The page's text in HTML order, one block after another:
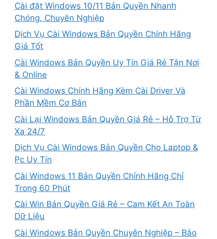
Cài đặt Windows 10/11 Bản Quyền Nhanh
Chóng, Chuyên Nghiệp
Dịch Vụ Cài Windows Bản Quyền Chính Hãng
Giá Tốt
Cài Windows Bản Quyền Uy Tín Giá Rẻ Tận Nơi
& Online
Cài Windows Chính Hãng Kèm Cài Driver Và
Phần Mềm Cơ Bản
Cài Lại Windows Bản Quyền Giá Rẻ – Hỗ Trợ Từ
Xa 24/7
Dịch Vụ Cài Windows Bản Quyền Cho Laptop &
Pc Uy Tín
Cài Windows 11 Bản Quyền Chính Hãng Chỉ
Trong 60 Phút
Cài Win Bản Quyền Giá Rẻ – Cam Kết An Toàn
Dữ Liệu
Cài Windows Bản Quyền Chuyên Nghiệp – Bảo